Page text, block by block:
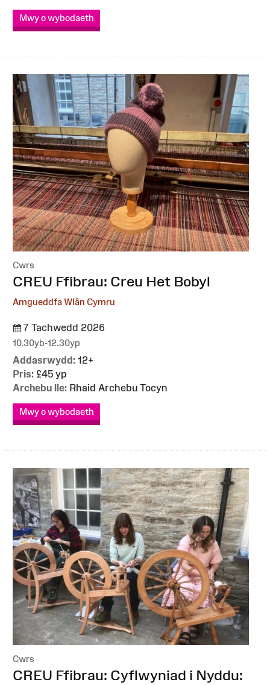
Mwy o wybodaeth
Cwrs
:CREU Ffibrau: Creu Het Bobyl
Amgueddfa Wlân Cymru
7 Tachwedd 2026
10.30yb-12.30yp
Addasrwydd: 12+
Pris: £45 yp
Archebu lle: Rhaid Archebu Tocyn
Mwy o wybodaeth
Cwrs
:CREU Ffibrau: Cyflwyniad i Nyddu: